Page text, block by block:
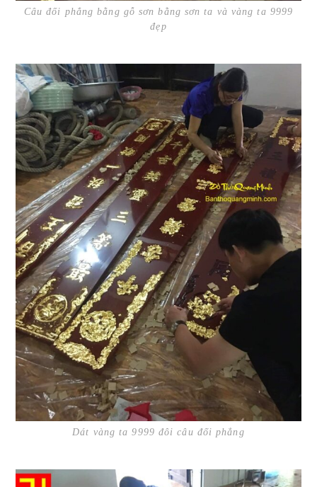
Câu đối phẳng bằng gỗ sơn bằng sơn ta và vàng ta 9999
đẹp
Dát vàng ta 9999 đôi câu đối phẳng